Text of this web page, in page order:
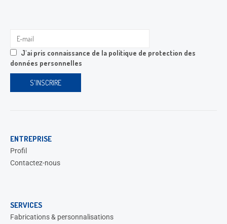
J'ai pris connaissance de la politique de protection des
données personnelles
ENTREPRISE
Profil
Contactez-nous
SERVICES
Fabrications & personnalisations